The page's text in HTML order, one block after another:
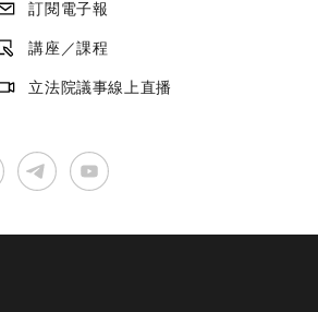
訂閱電子報
講座／課程
立法院議事線上直播